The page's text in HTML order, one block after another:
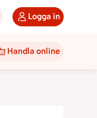
Logga in
Handla online